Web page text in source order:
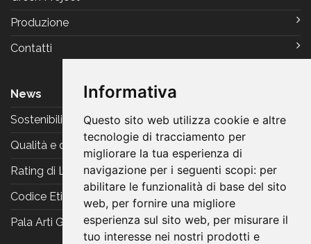
Informativa
Questo sito web utilizza cookie e altre
tecnologie di tracciamento per
migliorare la tua esperienza di
navigazione per i seguenti scopi: per
abilitare le funzionalità di base del sito
web, per fornire una migliore
esperienza sul sito web, per misurare il
tuo interesse nei nostri prodotti e
Produzione
Contatti
News
Sostenibilità
Qualità e certificazioni
Rating di Legalità
Codice Etico
Pala Arti Grafiche Reggiani